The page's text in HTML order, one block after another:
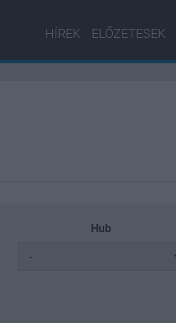
HÍREK ELŐZETESEK
Hub